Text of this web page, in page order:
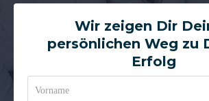
Wir zeigen Dir
persönlichen Weg zu
Erfolg